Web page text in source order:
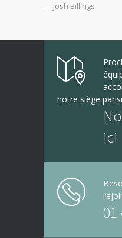
— Josh Billings
notre siège
ici
01